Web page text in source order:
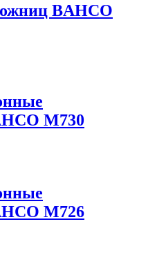
BAHCO
M730
M726